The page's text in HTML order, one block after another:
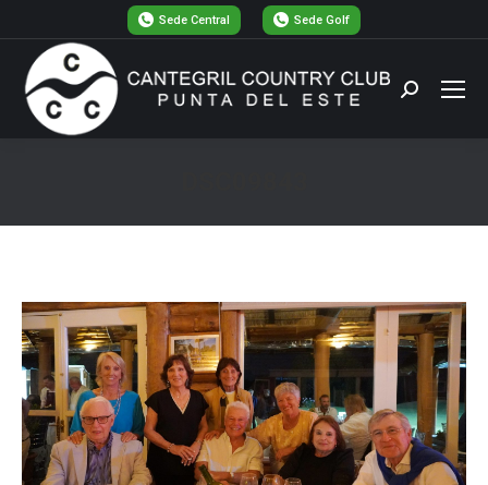
Sede Central Sede Golf
Buscar: